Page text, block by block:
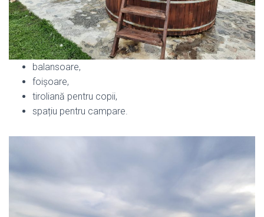
balansoare,
foișoare,
tiroliană pentru copii,
spațiu pentru campare.